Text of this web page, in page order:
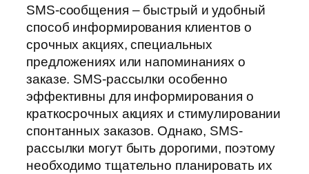
SMS-сообщения – быстрый и удобный
способ информирования клиентов о
срочных акциях, специальных
предложениях или напоминаниях о
заказе. SMS-рассылки особенно
эффективны для информирования о
краткосрочных акциях и стимулировании
спонтанных заказов. Однако, SMS-
рассылки могут быть дорогими, поэтому
необходимо тщательно планировать их